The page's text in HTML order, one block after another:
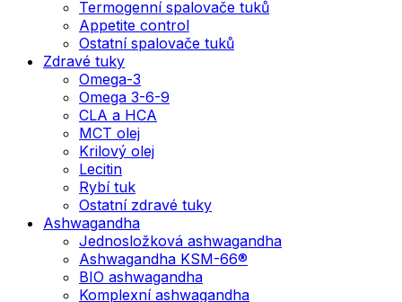
Termogenní spalovače tuků
Appetite control
Ostatní spalovače tuků
Zdravé tuky
Omega-3
Omega 3-6-9
CLA a HCA
MCT olej
Krilový olej
Lecitin
Rybí tuk
Ostatní zdravé tuky
Ashwagandha
Jednosložková ashwagandha
Ashwagandha KSM-66®
BIO ashwagandha
Komplexní ashwagandha